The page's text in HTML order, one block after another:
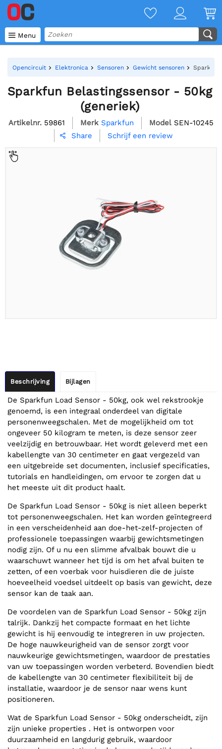
 Menu
Opencircuit Elektronica Sensoren Gewicht sensoren Sparkfun
Sparkfun Belastingssensor - 50kg
(generiek)
Artikelnr. 59861 Merk Sparkfun Model SEN-10245
 Share Schrijf een review
Beschrijving Bijlagen
De Sparkfun Load Sensor - 50kg, ook wel rekstrookje
genoemd, is een integraal onderdeel van digitale
personenweegschalen. Met de mogelijkheid om tot
ongeveer 50 kilogram te meten, is deze sensor zeer
veelzijdig en betrouwbaar. Het wordt geleverd met een
kabellengte van 30 centimeter en gaat vergezeld van
een uitgebreide set documenten, inclusief specificaties,
tutorials en handleidingen, om ervoor te zorgen dat u
het meeste uit dit product haalt.
De Sparkfun Load Sensor - 50kg is niet alleen beperkt
tot personenweegschalen. Het kan worden geïntegreerd
in een verscheidenheid aan doe-het-zelf-projecten of
professionele toepassingen waarbij gewichtsmetingen
nodig zijn. Of u nu een slimme afvalbak bouwt die u
waarschuwt wanneer het tijd is om het afval buiten te
zetten, of een voerbak voor huisdieren die de juiste
hoeveelheid voedsel uitdeelt op basis van gewicht, deze
sensor kan de taak aan.
De voordelen van de Sparkfun Load Sensor - 50kg zijn
talrijk. Dankzij het compacte formaat en het lichte
gewicht is hij eenvoudig te integreren in uw projecten.
De hoge nauwkeurigheid van de sensor zorgt voor
nauwkeurige gewichtsmetingen, waardoor de prestaties
van uw toepassingen worden verbeterd. Bovendien biedt
de kabellengte van 30 centimeter flexibiliteit bij de
installatie, waardoor je de sensor naar wens kunt
positioneren.
Wat de Sparkfun Load Sensor - 50kg onderscheidt, zijn
zijn unieke properties . Het is ontworpen voor
duurzaamheid en langdurig gebruik, waardoor